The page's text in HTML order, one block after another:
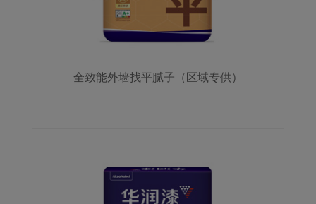
全致能外墙找平腻子（区域专供）